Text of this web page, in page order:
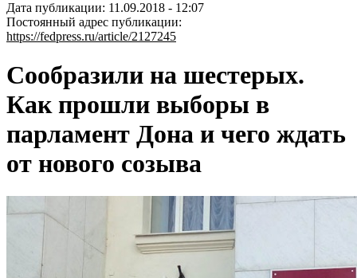
Дата публикации: 11.09.2018 - 12:07
Постоянный адрес публикации:
https://fedpress.ru/article/2127245
Сообразили на шестерых.
Как прошли выборы в
парламент Дона и чего ждать
от нового созыва